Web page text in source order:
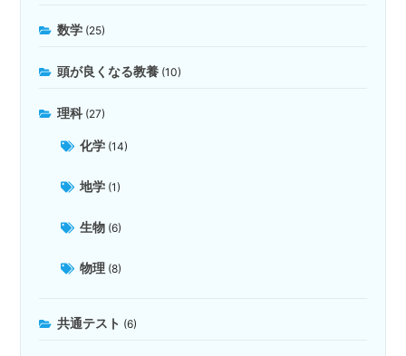
数学 (25)
頭が良くなる教養 (10)
理科 (27)
化学 (14)
地学 (1)
生物 (6)
物理 (8)
共通テスト (6)